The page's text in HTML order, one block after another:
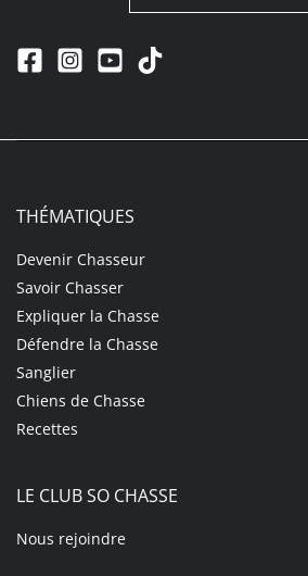
THÉMATIQUES
Devenir Chasseur
Savoir Chasser
Expliquer la Chasse
Défendre la Chasse
Sanglier
Chiens de Chasse
Recettes
LE CLUB SO CHASSE
Nous rejoindre